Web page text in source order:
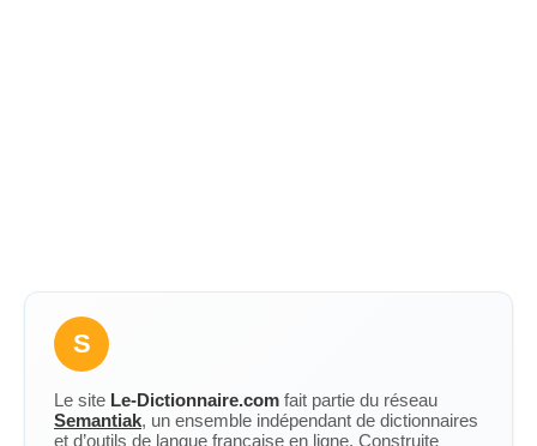
S
Le site Le-Dictionnaire.com fait partie du réseau
Semantiak, un ensemble indépendant de dictionnaires
et d’outils de langue française en ligne. Construite